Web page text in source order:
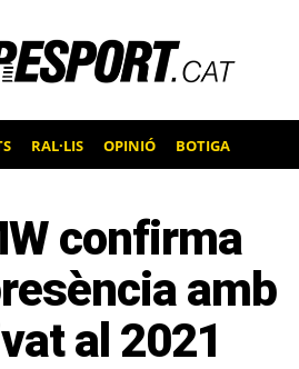
RAL·LIS OPINIÓ BOTIGA
confirma
amb
al 2021